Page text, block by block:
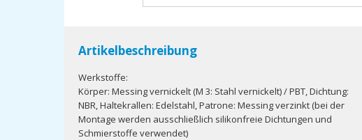
Artikelbeschreibung
Werkstoffe:
Körper: Messing vernickelt (M 3: Stahl vernickelt) / PBT, Dichtung:
NBR, Haltekrallen: Edelstahl, Patrone: Messing verzinkt (bei der
Montage werden ausschließlich silikonfreie Dichtungen und
Schmierstoffe verwendet)